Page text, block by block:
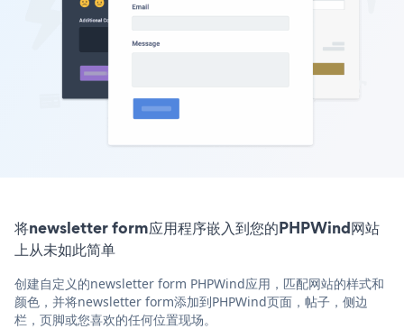
将newsletter form应用程序嵌入到您的PHPWind网站
上从未如此简单
创建自定义的newsletter form PHPWind应用，匹配网站的样式和
颜色，并将newsletter form添加到PHPWind页面，帖子，侧边
栏，页脚或您喜欢的任何位置现场。